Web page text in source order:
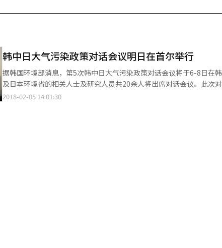
韩中日大气污染政策对话会议明日在首尔举行
据韩国环境部消息，第5次韩中日大气污染政策对话会议将于6-8日在韩国首尔举行。 韩国环境
及日本环境省的相关人士及研究人员共20余人将出席对话会议。此次
大气环境领域的课长级人士还将商讨三国合作消除雾霾的计划。 2015年韩中共同进行的大气质量实时监测资料的共
2018-02-05 14:01:30